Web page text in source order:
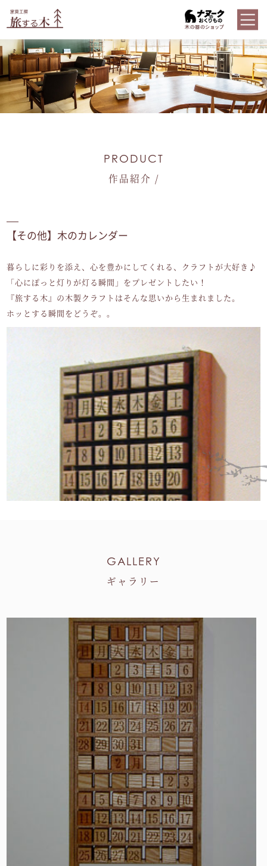
PRODUCT
作品紹介 /
【その他】木のカレンダー
暮らしに彩りを添え、心を豊かにしてくれる、クラフトが大好き♪
「心にぽっと灯りが灯る瞬間」をプレゼントしたい！
『旅する木』の木製クラフトはそんな思いから生まれました。
ホッとする瞬間をどうぞ。。
GALLERY
ギャラリー